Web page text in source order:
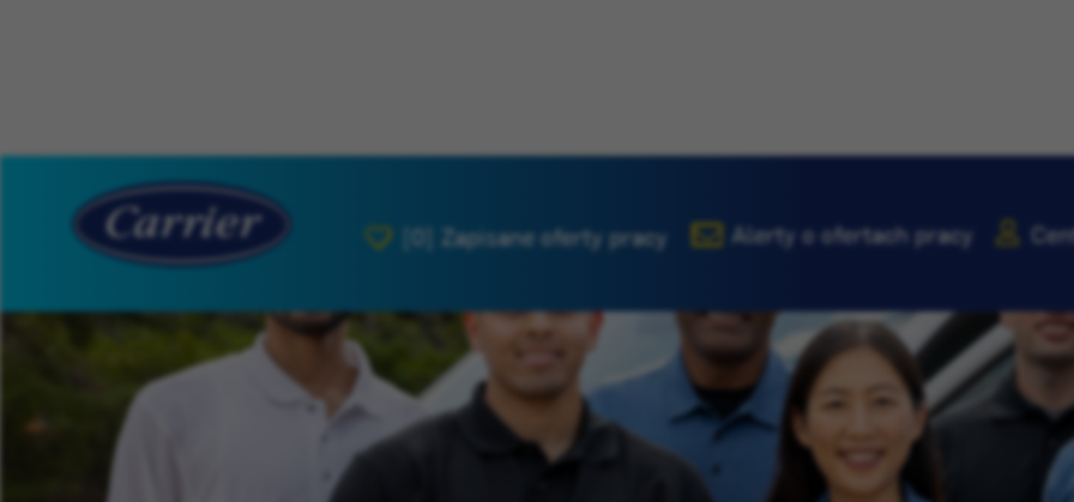
[0] Zapisane oferty pracy Alerty o ofertach pracy